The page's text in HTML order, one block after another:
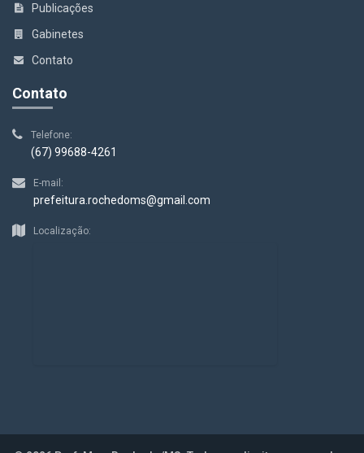
Publicações
Gabinetes
Contato
Contato
Telefone:
(67) 99688-4261
E-mail:
prefeitura.rochedoms@gmail.com
Localização: